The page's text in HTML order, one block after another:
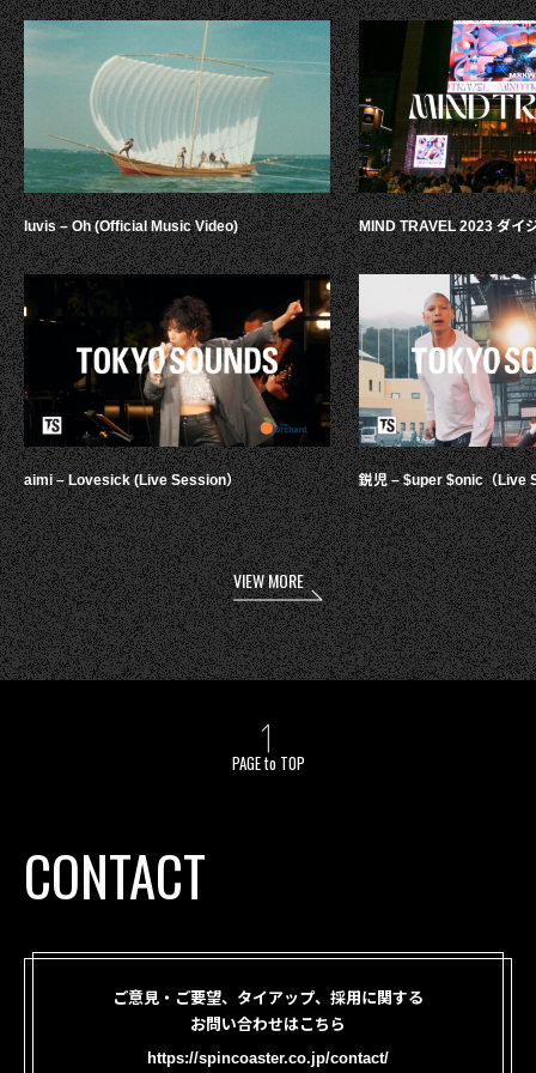
luvis – Oh (Official Music Video)
aimi – Lovesick (Live Session）
MIND TRAVEL 2023 ダイ
鋭児 – $uper $onic（Live
VIEW MORE
PAGE to TOP
CONTACT
ご意見・ご要望、タイアップ、採用に関する
お問い合わせはこちら
https://spincoaster.co.jp/contact/